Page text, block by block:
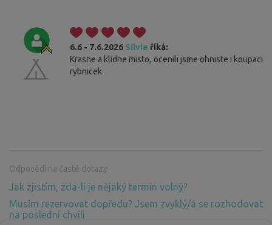
6.6 - 7.6.2026 Silvie říká:
Krasne a klidne misto, ocenili jsme ohniste i koupaci
rybnicek.
Odpovědi na časté dotazy
Jak zjistím, zda-li je nějaký termín volný?
Musím rezervovat dopředu? Jsem zvyklý/á se rozhodovat
na poslední chvíli